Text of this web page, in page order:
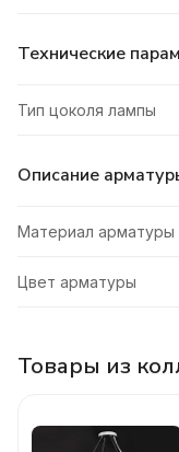
Технические
Тип цоколя лампы
Описание
Материал арматуры
Цвет арматуры
Товары из